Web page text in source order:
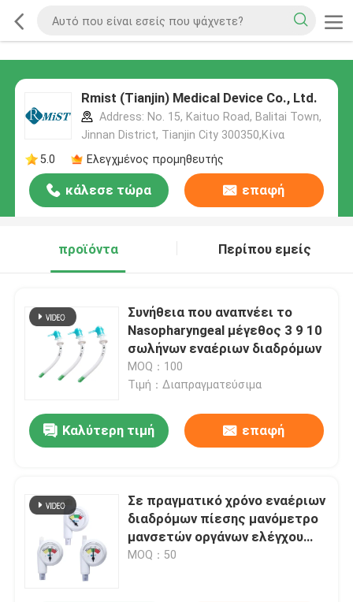
Rmist (Tianjin) Medical Device Co., Ltd.
Address: No. 15, Kaituo Road, Balitai Town,
Jinnan District, Tianjin City 300350,Κίνα
5.0
Ελεγχμένος προμηθευτής
κάλεσε τώρα επαφή
προϊόντα Περίπου εμείς
Συνήθεια που αναπνέει το
Nasopharyngeal μέγεθος 3 9 10
σωλήνων εναέριων διαδρόμων
MOQ：100
Τιμή：Διαπραγματεύσιμα
Καλύτερη τιμή επαφή
Σε πραγματικό χρόνο εναέριων
διαδρόμων πίεσης μανόμετρο
μανσετών οργάνων ελέγχου
μίας χρήσης
MOQ：50